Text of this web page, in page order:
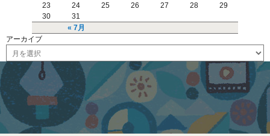
« 7月
23
24 25 26 27 28
29
30
31
アーカイブ
ー
ブ